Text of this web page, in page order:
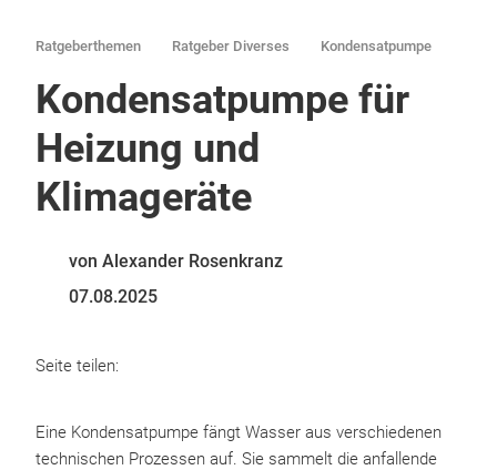
Ratgeberthemen Ratgeber Diverses Kondensatpumpe
Kondensatpumpe für
Heizung und
Klimageräte
von Alexander Rosenkranz
07.08.2025
Seite teilen:
Eine Kondensatpumpe fängt Wasser aus verschiedenen
technischen Prozessen auf. Sie sammelt die anfallende